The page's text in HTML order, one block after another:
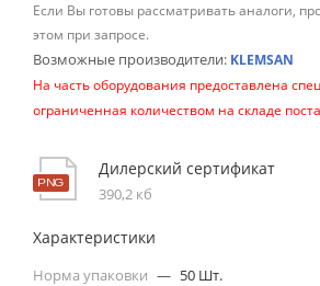
Если Вы готовы рассматривать аналоги,
этом при запросе.
Возможные производители: KLEMSAN
На часть оборудования предоставлена
ограниченная количеством на складе
Дилерский сертификат
390,2 кб
Характеристики
Норма упаковки — 50 Шт.